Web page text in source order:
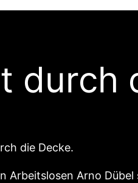
durch
die Decke.
Arno